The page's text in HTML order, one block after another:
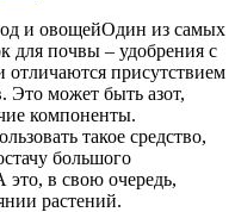
Один из самых
для почвы – удобрения с
присутствием
Это может быть азот,
компоненты.
такое средство,
большого
это, в свою очередь,
растений.